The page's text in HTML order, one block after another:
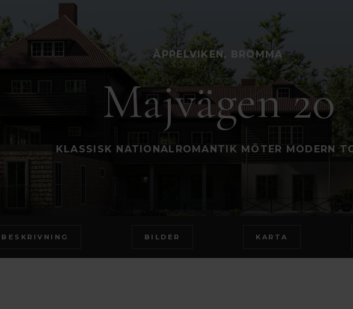
ÄPPELVIKEN, BROMMA
Majvägen 20
KLASSISK NATIONALROMANTIK MÖTER MODERN
BESKRIVNING BILDER KARTA